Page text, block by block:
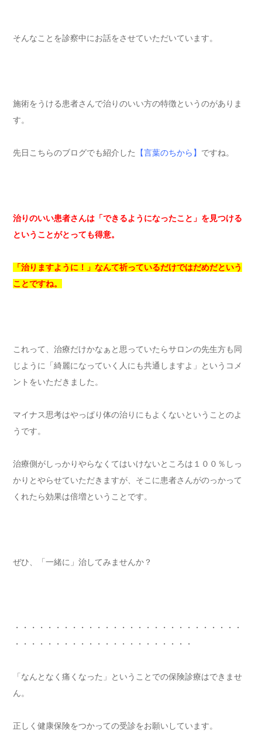
そんなことを診察中にお話をさせていただいています。
施術をうける患者さんで治りのいい方の特徴というのがありま
す。
先日こちらのブログでも紹介した 【言葉のちから】 ですね。
治りのいい患者さんは「できるようになったこと」を見つける
ということがとっても得意。
「治りますように！」なんて祈っているだけではだめだという
ことですね。
これって、治療だけかなぁと思っていたらサロンの先生方も同
じように「綺麗になっていく人にも共通しますよ」というコメ
ントをいただきました。
マイナス思考はやっぱり体の治りにもよくないということのよ
うです。
治療側がしっかりやらなくてはいけないところは１００％しっ
かりとやらせていただきますが、そこに患者さんがのっかって
くれたら効果は倍増ということです。
ぜひ、「一緒に」治してみませんか？
・・・・・・・・・・・・・・・・・・・・・・・・・・・・
・・・・・・・・・・・・・・・・・・・・・・
「なんとなく痛くなった」ということでの保険診療はできませ
ん。
正しく健康保険をつかっての受診をお願いしています。